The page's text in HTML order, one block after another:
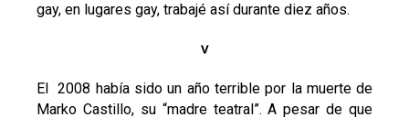
gay, en lugares gay, trabajé así durante diez años.
V
El 2008 había sido un año terrible por la muerte de
Marko Castillo, su “madre teatral”. A pesar de que